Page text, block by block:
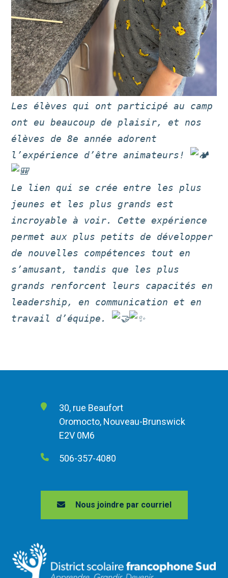
Les élèves qui ont participé au camp
ont eu beaucoup de plaisir, et nos
élèves de 8e année adorent
l’expérience d’être animateurs!
Le lien qui se crée entre les plus
jeunes et les plus grands est
incroyable à voir. Cette expérience
permet aux plus petits de développer
de nouvelles compétences tout en
s’amusant, tandis que les plus
grands renforcent leurs capacités en
leadership, en communication et en
travail d’équipe.
30, rue Beaufort
Oromocto, Nouveau-Brunswick
E2V 0M6
506-357-4080
Nous joindre par courriel